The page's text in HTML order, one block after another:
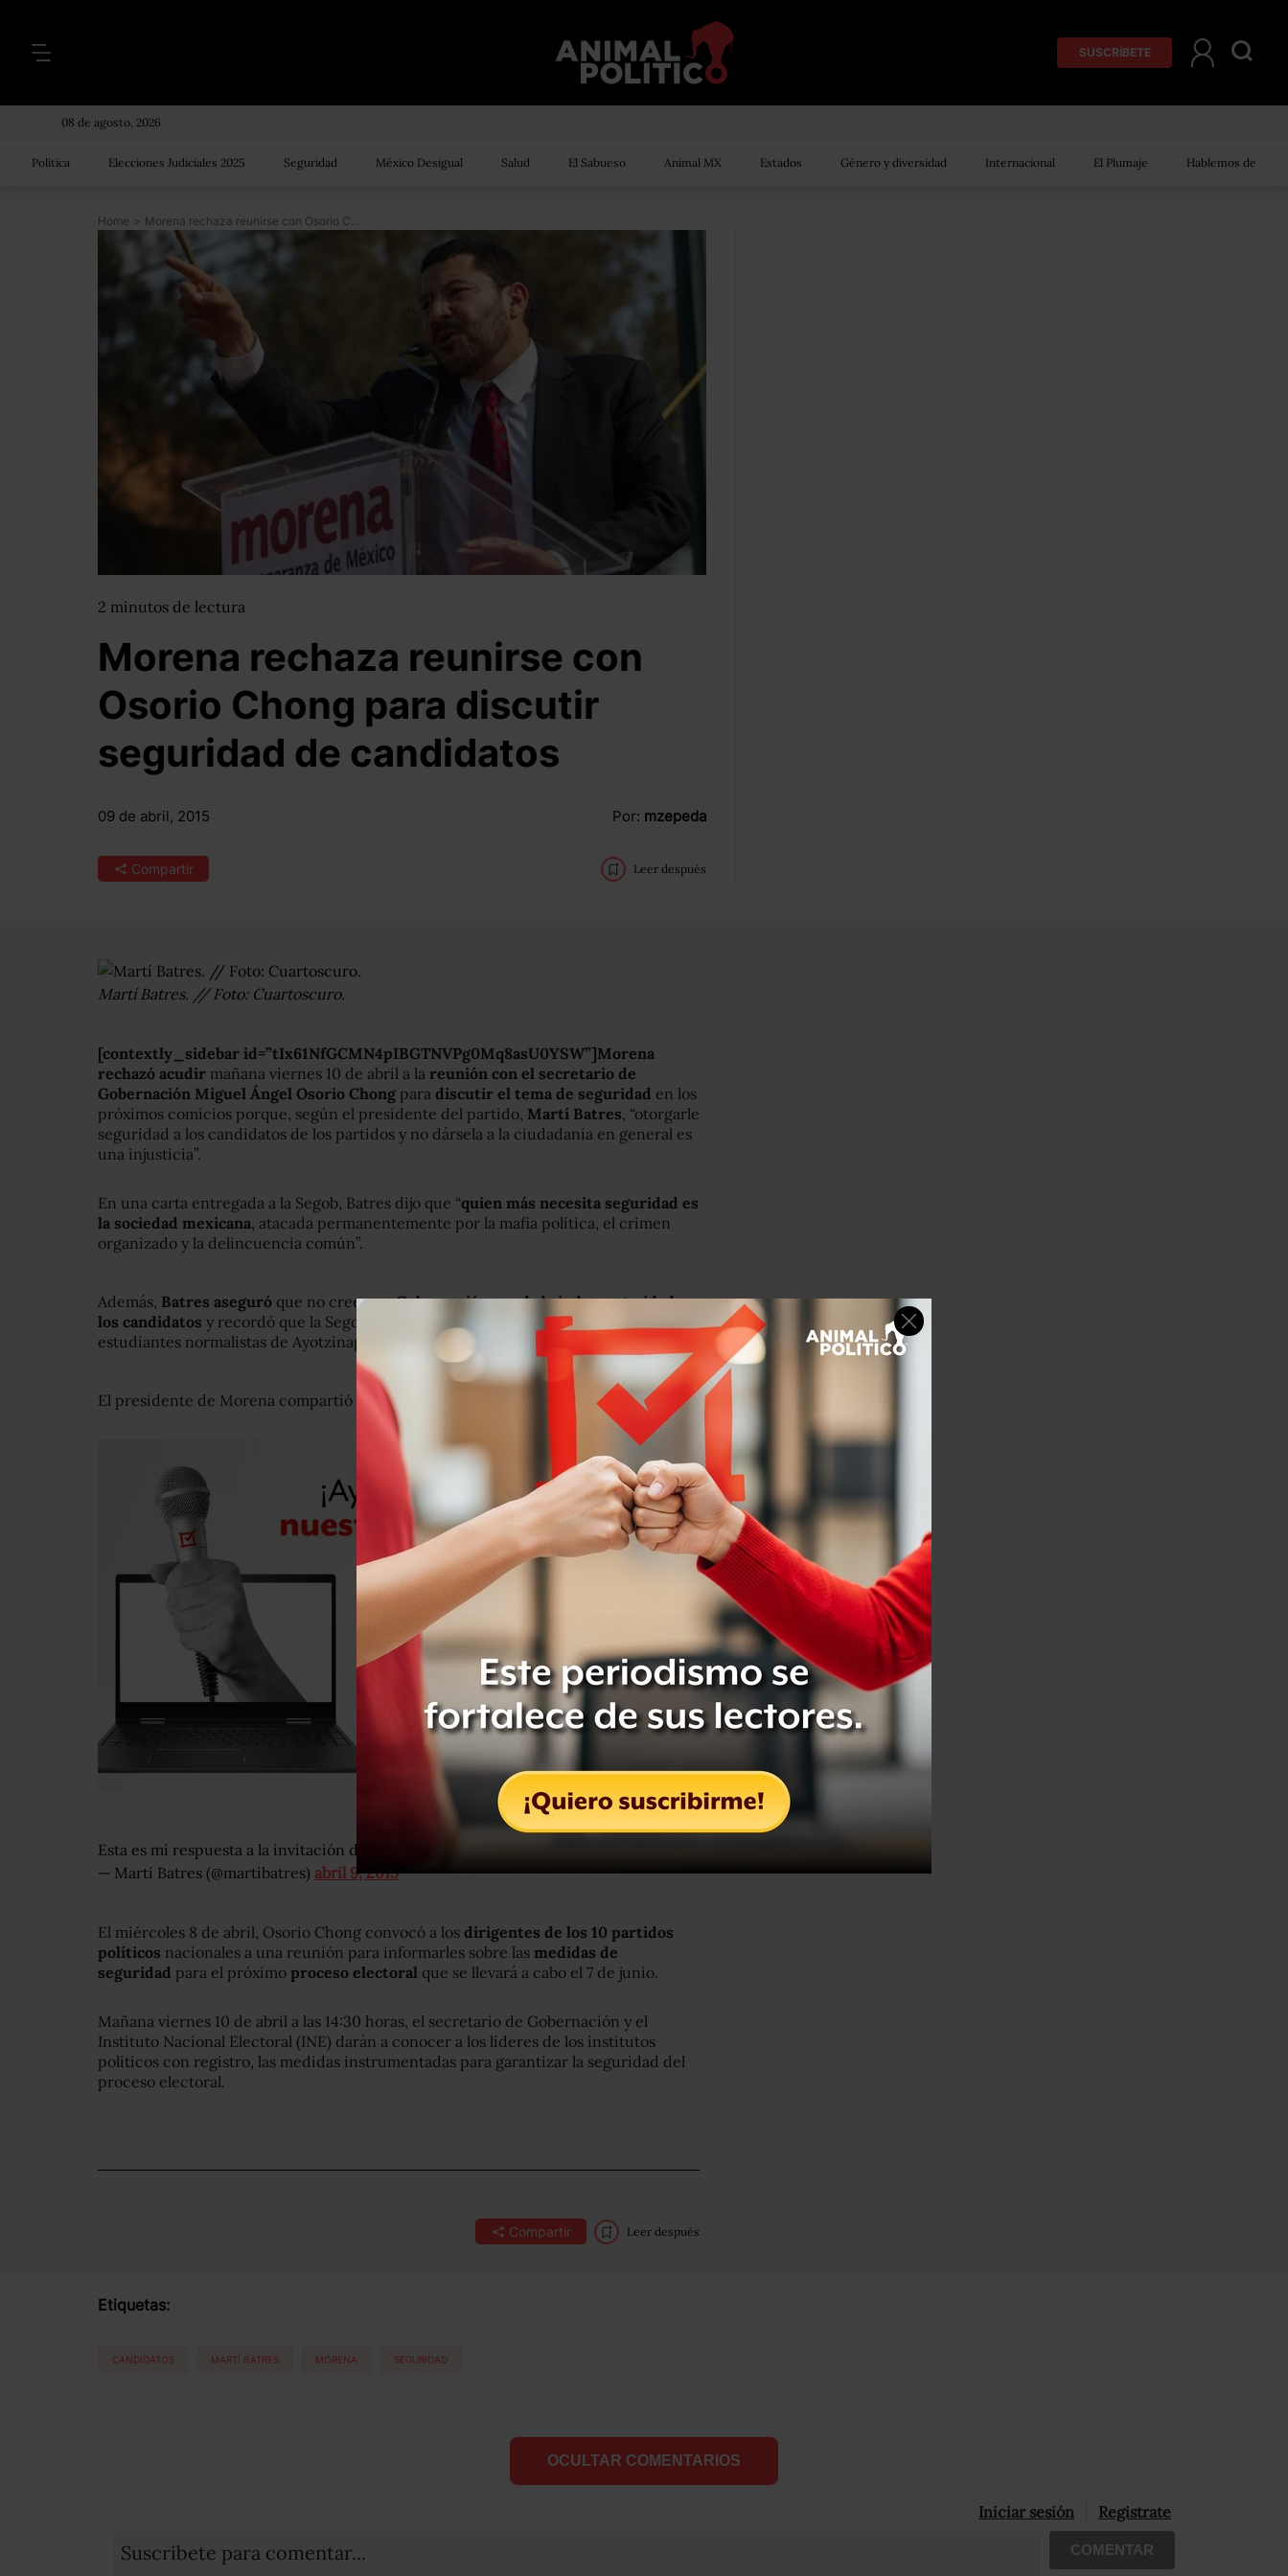
SUSCRÍBETE
08 de agosto, 2026
Política Elecciones Judiciales 2025 Seguridad México Desigual Salud El Sabueso Animal MX Estados Género y diversidad Internacional El Plumaje Hablemos de
Home > Morena rechaza reunirse con Osorio Chong para discutir seguridad de candidatos
2 minutos de lectura
Morena rechaza reunirse con
Osorio Chong para discutir
seguridad de candidatos
09 de abril, 2015 Por: mzepeda
Compartir Leer después
Martí Batres. // Foto: Cuartoscuro.
[contextly_sidebar id=”tIx61NfGCMN4pIBGTNVPg0Mq8asU0YSW”]Morena
rechazó acudir mañana viernes 10 de abril a la reunión con el secretario de
Gobernación Miguel Ángel Osorio Chong para discutir el tema de seguridad en los
próximos comicios porque, según el presidente del partido, Martí Batres, “otorgarle
seguridad a los candidatos de los partidos y no dársela a la ciudadanía en general es
una injusticia”.
En una carta entregada a la Segob, Batres dijo que “quien más necesita seguridad es
la sociedad mexicana, atacada permanentemente por la mafia política, el crimen
organizado y la delincuencia común”.
Además, Batres aseguró que no cree queGobernación pueda brindar seguridad a
los candidatos y recordó que la Segob “no otorgó seguridad necesaria a los 43
estudiantes normalistas de Ayotzinapa que se encuentran desaparecidos”.
El presidente de Morena compartió la misiva en su cuenta de Twitter:
Esta es mi respuesta a la invitación de
— Martí Batres (@martibatres) abril 9, 2015
El miércoles 8 de abril, Osorio Chong convocó a los dirigentes de los 10 partidos
políticos nacionales a una reunión para informarles sobre las medidas de
seguridad para el próximo proceso electoral que se llevará a cabo el 7 de junio.
Mañana viernes 10 de abril a las 14:30 horas, el secretario de Gobernación y el
Instituto Nacional Electoral (INE) darán a conocer a los líderes de los institutos
políticos con registro, las medidas instrumentadas para garantizar la seguridad del
proceso electoral.
Compartir Leer después
Etiquetas:
CANDIDATOS MARTÍ BATRES MORENA SEGURIDAD
OCULTAR COMENTARIOS
Iniciar sesión Registrate
Suscribete para comentar... COMENTAR